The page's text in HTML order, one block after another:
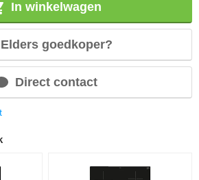
In winkelwagen
Elders goedkoper?
Direct contact